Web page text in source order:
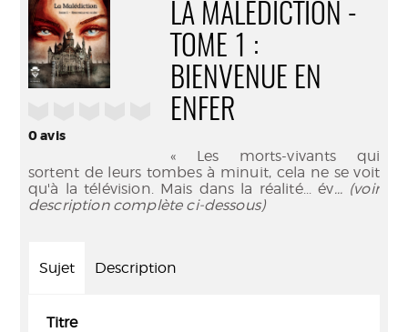
0avis
LA MALÉDICTION -
TOME 1 :
BIENVENUE EN
ENFER
« Les morts-vivants qui
sortent de leurs tombes à minuit, cela ne se voit
qu'à la télévision. Mais dans la réalité... év... (voir
description complète ci-dessous)
Sujet Description
Titre